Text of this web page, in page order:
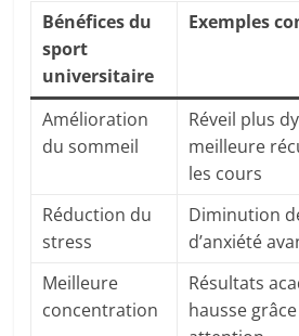
Bénéfices du
sport
universitaire
Exemples
Amélioration
du sommeil
Réveil plus
meilleure
les cours
Réduction du
stress
Diminution
d’anxiété
Meilleure
concentration
Résultats
hausse